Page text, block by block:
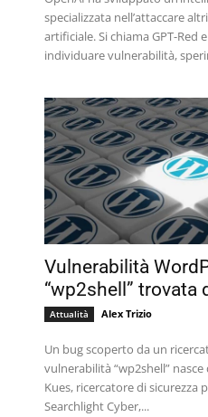
specializzata nell’attaccare
artificiale. Si chiama GPT-Red
individuare vulnerabilità,
Vulnerabilità
“wp2shell” trovata
Attualità Alex Trizio
Un bug scoperto da un
vulnerabilità “wp2shell” nasce
Kues, ricercatore di sicurezza
Searchlight Cyber,...